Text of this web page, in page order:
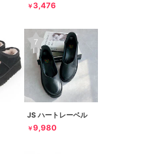
￥3,476
JS ハートレーベル
￥9,980